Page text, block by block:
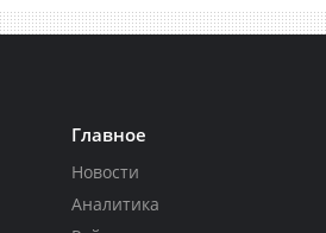
Главное
Новости
Аналитика